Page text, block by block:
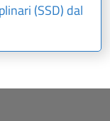
(SSD) dal